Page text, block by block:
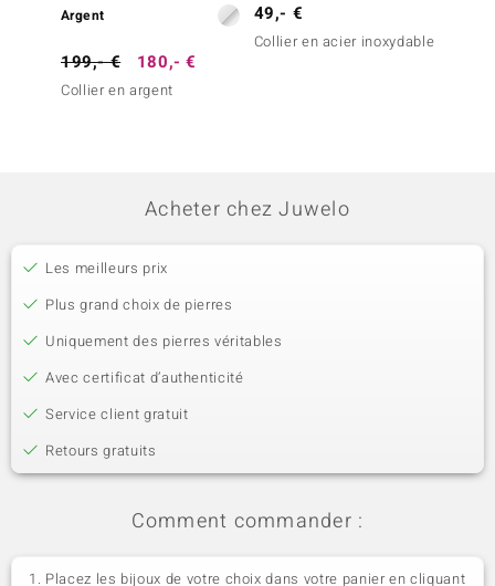
Argent
199,- € 180,- €
Collier en argent
49,- €
Collier en acier inoxydable
Acheter chez Juwelo
Les meilleurs prix
Plus grand choix de pierres
Uniquement des pierres véritables
Avec certificat d’authenticité
Service client gratuit
Retours gratuits
Comment commander :
Placez les bijoux de votre choix dans votre panier en cliquant